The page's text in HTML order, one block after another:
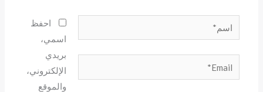
اسم*
احفظ
اسمي،
بريدي
الإلكتروني،
والموقع